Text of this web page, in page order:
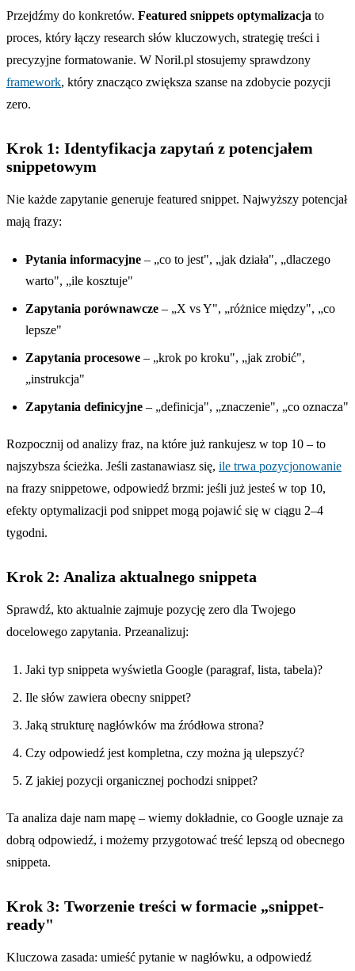
Przejdźmy do konkretów. Featured snippets optymalizacja to
proces, który łączy research słów kluczowych, strategię treści i
precyzyjne formatowanie. W Noril.pl stosujemy sprawdzony
framework, który znacząco zwiększa szanse na zdobycie pozycji
zero.
Krok 1: Identyfikacja zapytań z potencjałem
snippetowym
Nie każde zapytanie generuje featured snippet. Najwyższy potencjał
mają frazy:
Pytania informacyjne – „co to jest", „jak działa", „dlaczego
warto", „ile kosztuje"
Zapytania porównawcze – „X vs Y", „różnice między", „co
lepsze"
Zapytania procesowe – „krok po kroku", „jak zrobić",
„instrukcja"
Zapytania definicyjne – „definicja", „znaczenie", „co oznacza"
Rozpocznij od analizy fraz, na które już rankujesz w top 10 – to
najszybsza ścieżka. Jeśli zastanawiasz się, ile trwa pozycjonowanie
na frazy snippetowe, odpowiedź brzmi: jeśli już jesteś w top 10,
efekty optymalizacji pod snippet mogą pojawić się w ciągu 2–4
tygodni.
Krok 2: Analiza aktualnego snippeta
Sprawdź, kto aktualnie zajmuje pozycję zero dla Twojego
docelowego zapytania. Przeanalizuj:
Jaki typ snippeta wyświetla Google (paragraf, lista, tabela)?
Ile słów zawiera obecny snippet?
Jaką strukturę nagłówków ma źródłowa strona?
Czy odpowiedź jest kompletna, czy można ją ulepszyć?
Z jakiej pozycji organicznej pochodzi snippet?
Ta analiza daje nam mapę – wiemy dokładnie, co Google uznaje za
dobrą odpowiedź, i możemy przygotować treść lepszą od obecnego
snippeta.
Krok 3: Tworzenie treści w formacie „snippet-
ready"
Kluczowa zasada: umieść pytanie w nagłówku, a odpowiedź